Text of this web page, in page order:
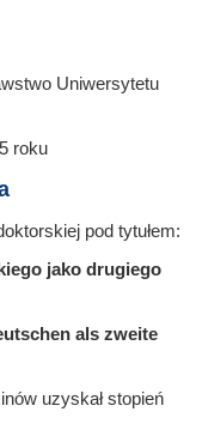
Uniwersytetu
roku
pod tytułem:
jako drugiego
als zweite
uzyskał stopień